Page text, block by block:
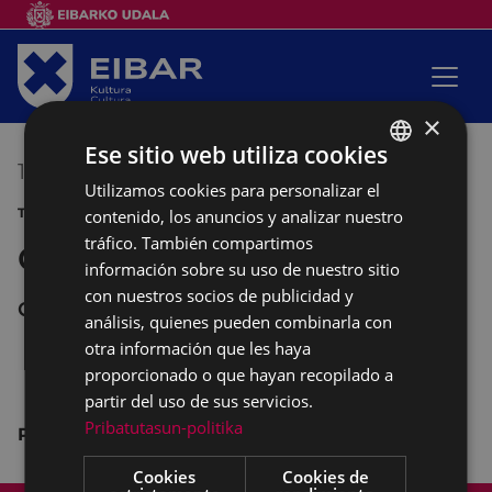
19/04/2016 19:00 - 20:30
TALLER MONTAÑA CLUB DEPORTIVO
Cocina en la montaña
Club Deportivo
Paco Oliva
BASQUE
SPANISH
×
Ese sitio web utiliza cookies
Utilizamos cookies para personalizar el
contenido, los anuncios y analizar nuestro
tráfico. También compartimos
información sobre su uso de nuestro sitio
con nuestros socios de publicidad y
análisis, quienes pueden combinarla con
otra información que les haya
proporcionado o que hayan recopilado a
partir del uso de sus servicios.
Pribatutasun-politika
Cookies
Cookies de